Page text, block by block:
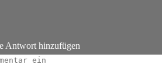
Antwort hinzufügen